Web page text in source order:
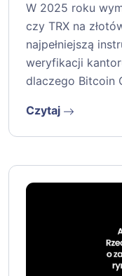
W 2025 roku
czy TRX na
najpełniejszą
weryfikacji
dlaczego Bitcoin
Czytaj